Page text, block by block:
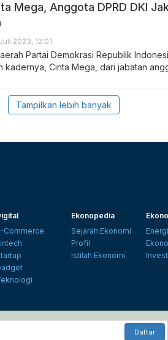
Mega, Anggota DPRD DKI
2023, 12:01
Partai Demokrasi Republik
kadernya, Cinta Mega, dari jabatan
Tampilkan lebih banyak
Commerce
Ekonopedia
Sejarah Ekonomi
Profil
Istilah Ekonomi
Daftar